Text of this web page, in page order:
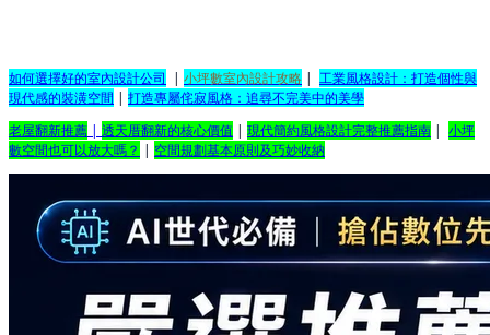
如何選擇好的室內設計公司 | 小坪數室內設計攻略 | 工業風格設計：打造個性與
現代感的裝潢空間 | 打造專屬侘寂風格：追尋不完美中的美學
老屋翻新推薦 | 透天厝翻新的核心價值 | 現代簡約風格設計完整推薦指南 | 小坪
數空間也可以放大嗎？ | 空間規劃基本原則及巧妙收納